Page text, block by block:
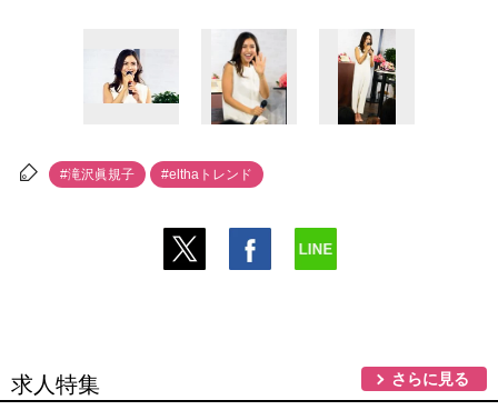
#滝沢眞規子 #elthaトレンド
求人特集 さらに見る